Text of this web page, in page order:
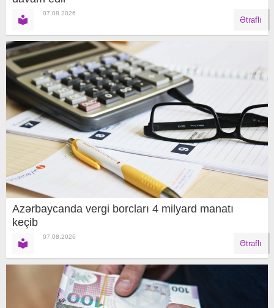
07.08.2026
Ətraflı
Azərbaycanda vergi borcları 4 milyard manatı
keçib
07.08.2026
Ətraflı